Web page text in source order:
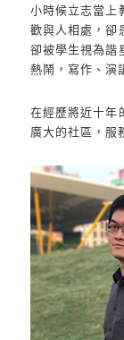
小時候立志當上
歡與人相處，卻
卻被學生視為諧
熱鬧，寫作、
在經歷將近十年
廣大的社區，服